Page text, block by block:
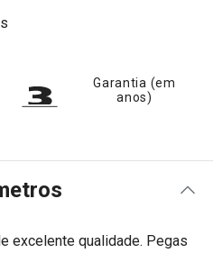
Garantia (em
anos)
excelente qualidade. Pegas